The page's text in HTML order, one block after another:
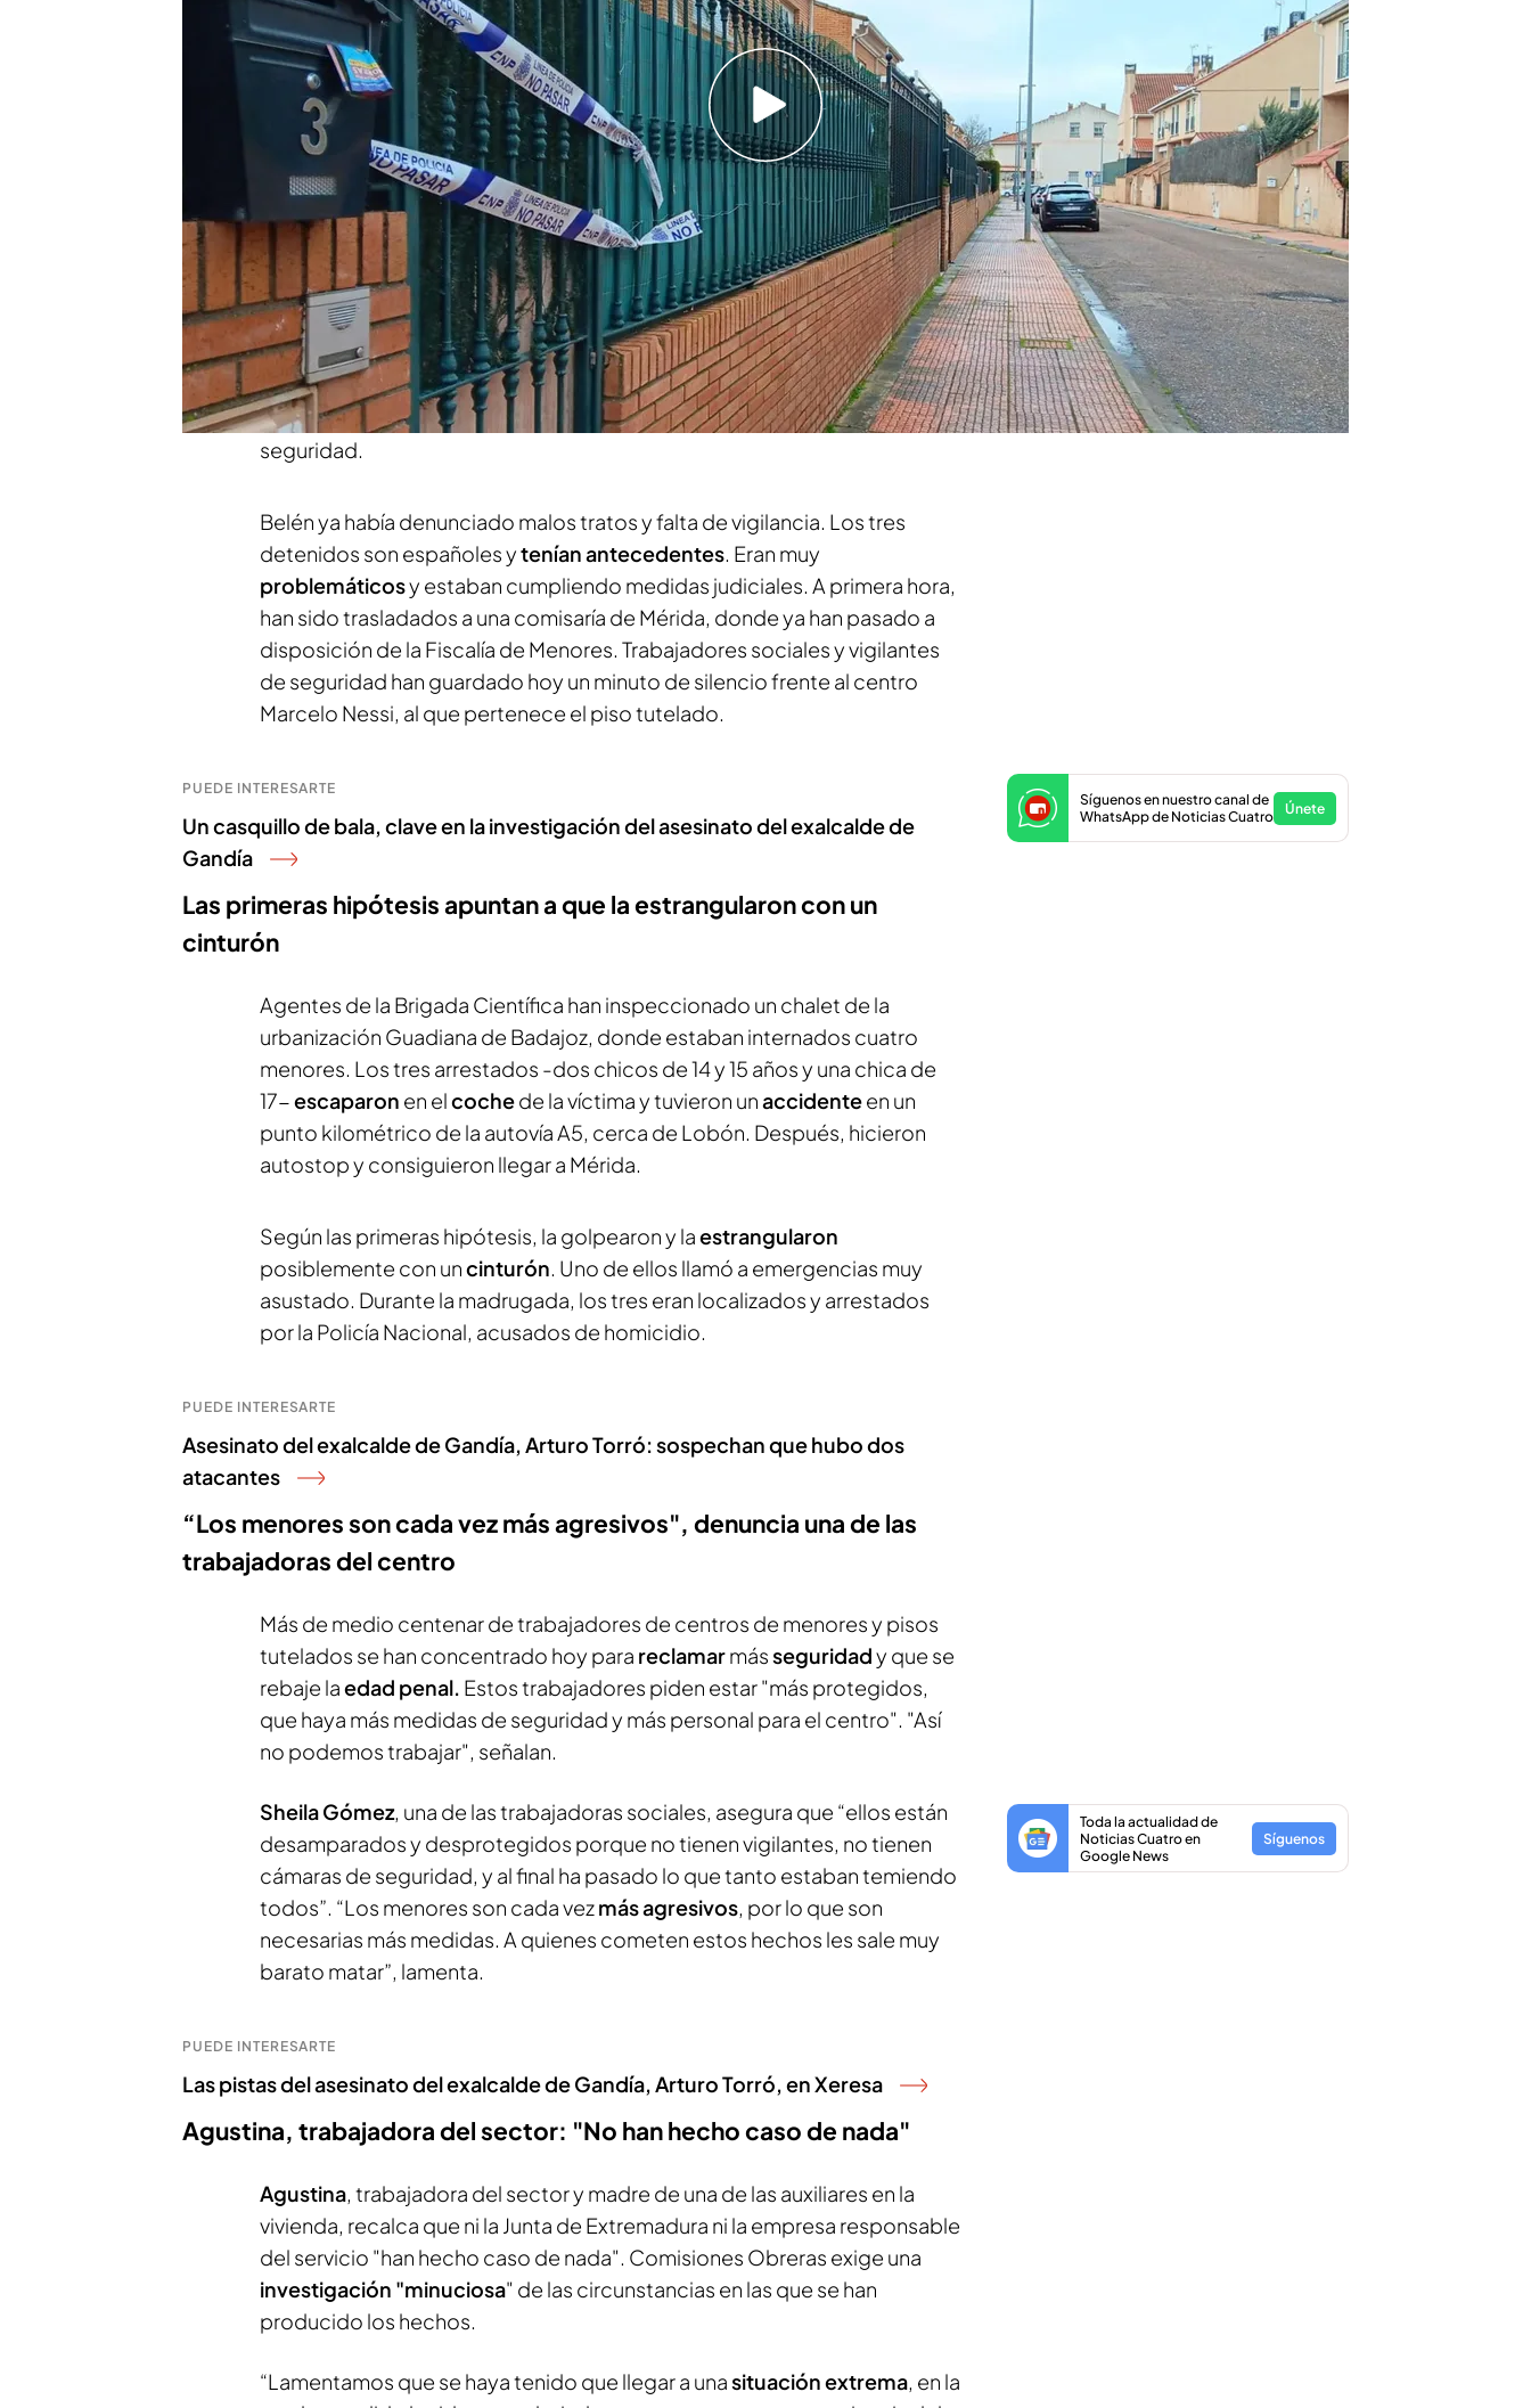
problemáticos
Trabajadores sociales y vigilantes de seguridad han guardado un
minuto de silencio frente al centro al que pertenece el piso tutelado
Compartir
Una educadora social de 35 años ha sidoasesinadapor tres
adolescentesen un piso tutelado enBadajoz. Los menores tienen entre 14
y 17 años y ya tenían antecedentes.Según informa Marta Álvarez y Raquel
Duva,la víctima había denunciado días atrás a uno de ellos por supuestas
amenazas en el inmueble que no cuenta con cámaras ni con personal de
seguridad.
Belén ya había denunciado malos tratos y falta de vigilancia. Los tres
detenidos son españoles ytenían antecedentes. Eran muy
problemáticosy estaban cumpliendo medidas judiciales. A primera hora,
han sido trasladados a una comisaría de Mérida, donde ya han pasado a
disposición de la Fiscalía de Menores. Trabajadores sociales y vigilantes
de seguridad han guardado hoy un minuto de silencio frente al centro
Marcelo Nessi, al que pertenece el piso tutelado.
PUEDE INTERESARTE
Un casquillo de bala, clave en la investigación del asesinato del exalcalde de
Gandía
Las primeras hipótesis apuntan a que la estrangularon con un
cinturón
Agentes de la Brigada Científica han inspeccionado un chalet de la
urbanización Guadiana de Badajoz, donde estaban internados cuatro
menores. Los tres arrestados -dos chicos de 14 y 15 años y una chica de
17-escaparon en elcochede la víctima y tuvieron unaccidenteen un
punto kilométrico de la autovía A5, cerca de Lobón. Después, hicieron
autostop y consiguieron llegar a Mérida.
Según las primeras hipótesis, la golpearon y laestrangularon
posiblemente con uncinturón. Uno de ellos llamó a emergencias muy
asustado. Durante la madrugada, los tres eran localizados y arrestados
por la Policía Nacional, acusados de homicidio.
PUEDE INTERESARTE
Asesinato del exalcalde de Gandía, Arturo Torró: sospechan que hubo dos
atacantes
“Los menores son cada vez más agresivos", denuncia una de las
trabajadoras del centro
Más de medio centenar de trabajadores de centros de menores y pisos
tutelados se han concentrado hoy para reclamarmásseguridady que se
rebaje laedad penal. Estos trabajadores piden estar "más protegidos,
que haya más medidas de seguridad y más personal para el centro". "Así
no podemos trabajar", señalan.
Síguenos en nuestro canal de
WhatsApp de Noticias Cuatro
Únete
Sheila Gómez, una de las trabajadoras sociales, asegura que “ellos están
desamparados y desprotegidos porque no tienen vigilantes, no tienen
cámaras de seguridad, y al final ha pasado lo que tanto estaban temiendo
todos”. “Los menores son cada vezmás agresivos, por lo que son
necesarias más medidas. A quienes cometen estos hechos les sale muy
barato matar”, lamenta.
PUEDE INTERESARTE
Las pistas del asesinato del exalcalde de Gandía, Arturo Torró, en Xeresa
Agustina, trabajadora del sector: "No han hecho caso de nada"
Agustina, trabajadora del sector y madre de una de las auxiliares en la
vivienda, recalca que ni la Junta de Extremadura ni la empresa responsable
del servicio "han hecho caso de nada". Comisiones Obreras exige una
investigación "minuciosa" de las circunstancias en las que se han
producido los hechos.
Toda la actualidad de
Noticias Cuatro en
Google News
Síguenos
“Lamentamos que se haya tenido que llegar a unasituación extrema, en la